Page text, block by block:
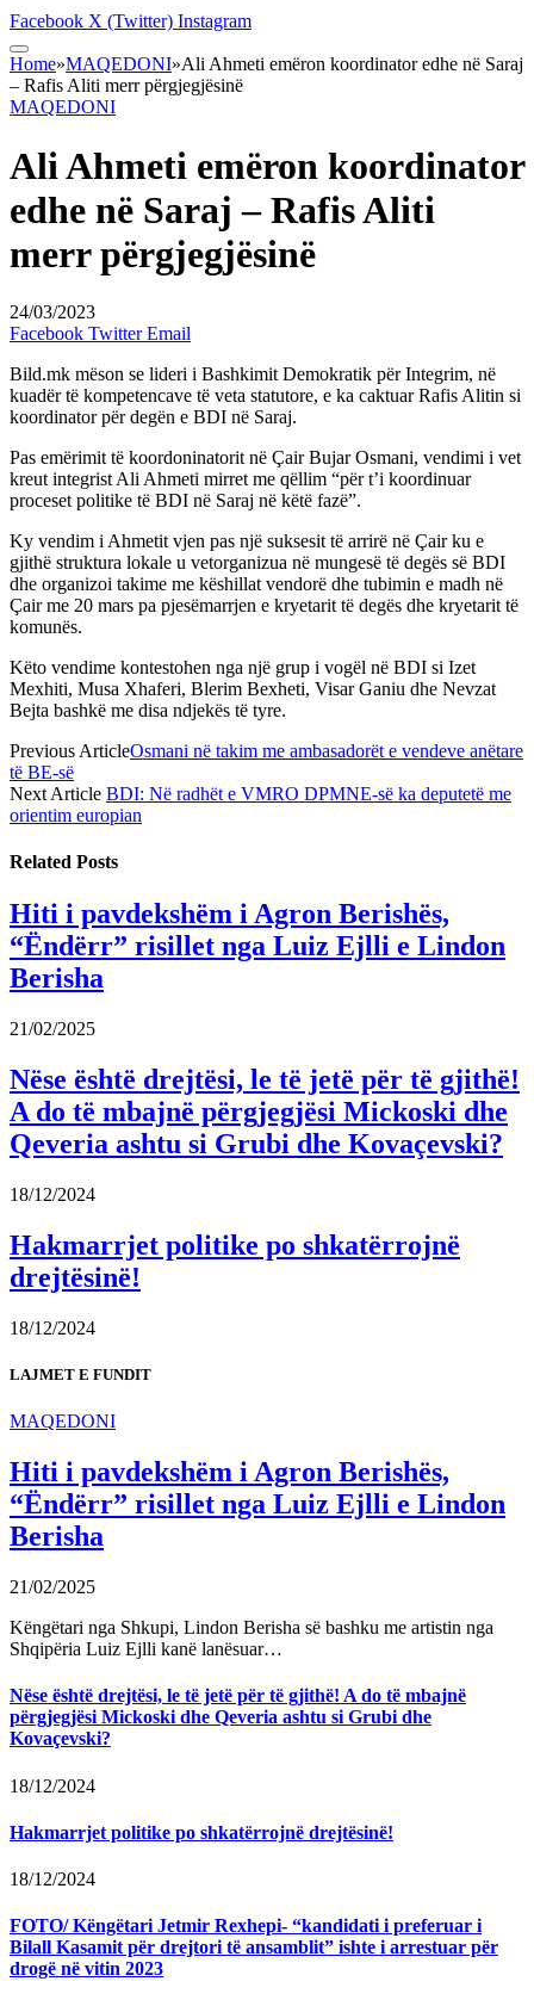
Facebook X (Twitter) Instagram
Home»MAQEDONI»Ali Ahmeti emëron koordinator edhe në Saraj
– Rafis Aliti merr përgjegjësinë
MAQEDONI
Ali Ahmeti emëron koordinator
edhe në Saraj – Rafis Aliti
merr përgjegjësinë
24/03/2023
Facebook Twitter Email
Bild.mk mëson se lideri i Bashkimit Demokratik për Integrim, në
kuadër të kompetencave të veta statutore, e ka caktuar Rafis Alitin si
koordinator për degën e BDI në Saraj.
Pas emërimit të koordoninatorit në Çair Bujar Osmani, vendimi i vet
kreut integrist Ali Ahmeti mirret me qëllim “për t’i koordinuar
proceset politike të BDI në Saraj në këtë fazë”.
Ky vendim i Ahmetit vjen pas një suksesit të arrirë në Çair ku e
gjithë struktura lokale u vetorganizua në mungesë të degës së BDI
dhe organizoi takime me këshillat vendorë dhe tubimin e madh në
Çair me 20 mars pa pjesëmarrjen e kryetarit të degës dhe kryetarit të
komunës.
Këto vendime kontestohen nga një grup i vogël në BDI si Izet
Mexhiti, Musa Xhaferi, Blerim Bexheti, Visar Ganiu dhe Nevzat
Bejta bashkë me disa ndjekës të tyre.
Previous ArticleOsmani në takim me ambasadorët e vendeve anëtare
të BE-së
Next Article BDI: Në radhët e VMRO DPMNE-së ka deputetë me
orientim europian
Related Posts
Hiti i pavdekshëm i Agron Berishës,
“Ëndërr” risillet nga Luiz Ejlli e Lindon
Berisha
21/02/2025
Nëse është drejtësi, le të jetë për të gjithë!
A do të mbajnë përgjegjësi Mickoski dhe
Qeveria ashtu si Grubi dhe Kovaçevski?
18/12/2024
Hakmarrjet politike po shkatërrojnë
drejtësinë!
18/12/2024
LAJMET E FUNDIT
MAQEDONI
Hiti i pavdekshëm i Agron Berishës,
“Ëndërr” risillet nga Luiz Ejlli e Lindon
Berisha
21/02/2025
Këngëtari nga Shkupi, Lindon Berisha së bashku me artistin nga
Shqipëria Luiz Ejlli kanë lanësuar…
Nëse është drejtësi, le të jetë për të gjithë! A do të mbajnë
përgjegjësi Mickoski dhe Qeveria ashtu si Grubi dhe
Kovaçevski?
18/12/2024
Hakmarrjet politike po shkatërrojnë drejtësinë!
18/12/2024
FOTO/ Këngëtari Jetmir Rexhepi- “kandidati i preferuar i
Bilall Kasamit për drejtori të ansamblit” ishte i arrestuar për
drogë në vitin 2023